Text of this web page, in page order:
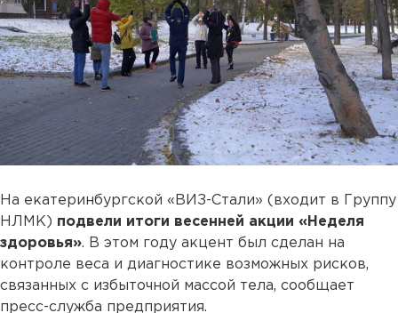
На екатеринбургской «ВИЗ-Стали» (входит в Группу
НЛМК) подвели итоги весенней акции «Неделя
здоровья». В этом году акцент был сделан на
контроле веса и диагностике возможных рисков,
связанных с избыточной массой тела, сообщает
пресс-служба предприятия.